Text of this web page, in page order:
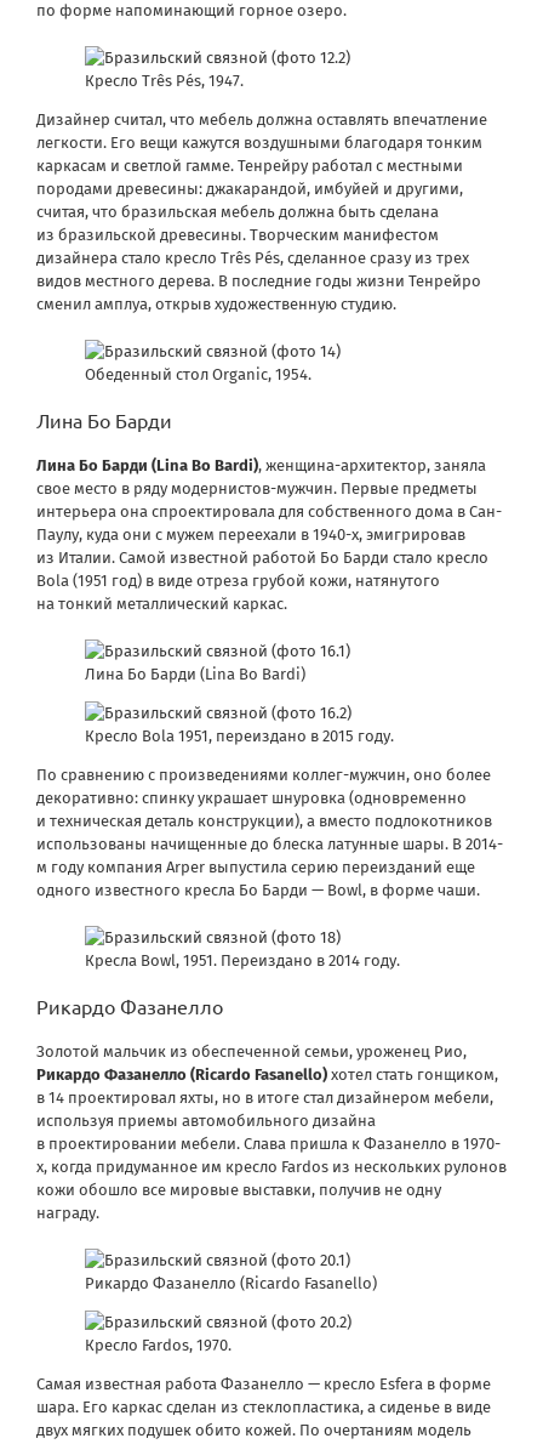
по форме напоминающий горное озеро.
Кресло Três Pés, 1947.
Дизайнер считал, что мебель должна оставлять впечатление
легкости. Его вещи кажутся воздушными благодаря тонким
каркасам и светлой гамме. Тенрейру работал с местными
породами древесины: джакарандой, имбуйей и другими,
считая, что бразильская мебель должна быть сделана
из бразильской древесины. Творческим манифестом
дизайнера стало кресло Três Pés, сделанное сразу из трех
видов местного дерева. В последние годы жизни Тенрейро
сменил амплуа, открыв художественную студию.
Обеденный стол Organiс, 1954.
Лина Бо Барди
Лина Бо Барди (Lina Bo Bardi), женщина-архитектор, заняла
свое место в ряду модернистов-мужчин. Первые предметы
интерьера она спроектировала для собственного дома в Сан-
Паулу, куда они с мужем переехали в 1940-х, эмигрировав
из Италии. Самой известной работой Бо Барди стало кресло
Bola (1951 год) в виде отреза грубой кожи, натянутого
на тонкий металлический каркас.
Лина Бо Барди (Lina Bo Bardi)
Кресло Bola 1951, переиздано в 2015 году.
По сравнению с произведениями коллег-мужчин, оно более
декоративно: спинку украшает шнуровка (одновременно
и техническая деталь конструкции), а вместо подлокотников
использованы начищенные до блеска латунные шары. В 2014-
м году компания Arper выпустила серию переизданий еще
одного известного кресла Бо Барди — Bowl, в форме чаши.
Кресла Bowl, 1951. Переиздано в 2014 году.
Рикардо Фазанелло
Золотой мальчик из обеспеченной семьи, уроженец Рио,
Рикардо Фазанелло (Ricardo Fasanello) хотел стать гонщиком,
в 14 проектировал яхты, но в итоге стал дизайнером мебели,
используя приемы автомобильного дизайна
в проектировании мебели. Слава пришла к Фазанелло в 1970-
х, когда придуманное им кресло Fardos из нескольких рулонов
кожи обошло все мировые выставки, получив не одну
награду.
Рикардо Фазанелло (Ricardo Fasanello)
Кресло Fardos, 1970.
Самая известная работа Фазанелло — кресло Esfera в форме
шара. Его каркас сделан из стеклопластика, а сиденье в виде
двух мягких подушек обито кожей. По очертаниям модель